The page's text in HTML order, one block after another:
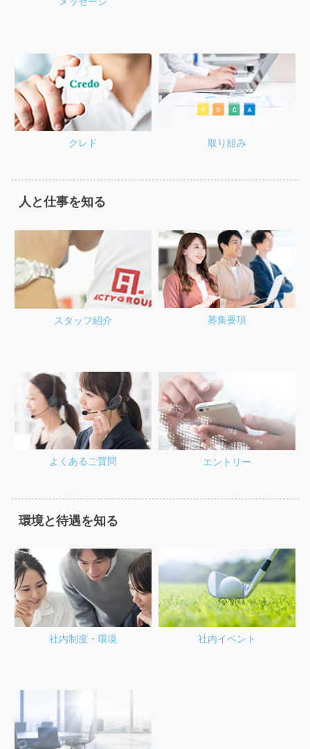
クレド 取り組み
人と仕事を知る
スタッフ紹介 募集要項
よくあるご質問 エントリー
環境と待遇を知る
社内制度・環境 社内イベント